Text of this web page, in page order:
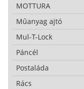
MOTTURA
Műanyag ajtó
Mul-T-Lock
Páncél
Postaláda
Rács